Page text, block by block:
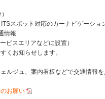
スポット対応のカーナビゲーショ
情報
ビスエリアなどに設置）
くお知らせします。
ルジュ、案内看板などで交通情報
お願い